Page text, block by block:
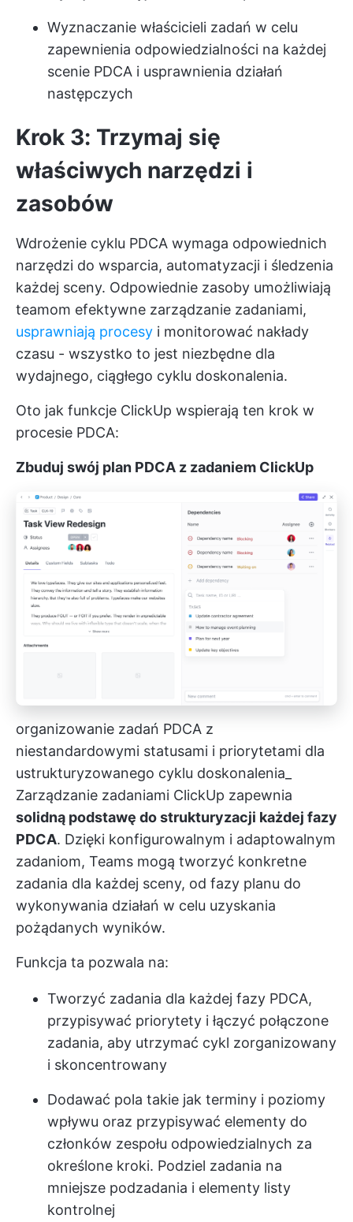
Wyznaczanie właścicieli zadań w celu
zapewnienia odpowiedzialności na każdej
scenie PDCA i usprawnienia działań
następczych
Krok 3: Trzymaj się
właściwych narzędzi i
zasobów
Wdrożenie cyklu PDCA wymaga odpowiednich
narzędzi do wsparcia, automatyzacji i śledzenia
każdej sceny. Odpowiednie zasoby umożliwiają
teamom efektywne zarządzanie zadaniami,
usprawniają procesy i monitorować nakłady
czasu - wszystko to jest niezbędne dla
wydajnego, ciągłego cyklu doskonalenia.
Oto jak funkcje ClickUp wspierają ten krok w
procesie PDCA:
Zbuduj swój plan PDCA z zadaniem ClickUp
organizowanie zadań PDCA z
niestandardowymi statusami i priorytetami dla
ustrukturyzowanego cyklu doskonalenia_
Zarządzanie zadaniami ClickUp zapewnia
solidną podstawę do strukturyzacji każdej fazy
PDCA. Dzięki konfigurowalnym i adaptowalnym
zadaniom, Teams mogą tworzyć konkretne
zadania dla każdej sceny, od fazy planu do
wykonywania działań w celu uzyskania
pożądanych wyników.
Funkcja ta pozwala na:
Tworzyć zadania dla każdej fazy PDCA,
przypisywać priorytety i łączyć połączone
zadania, aby utrzymać cykl zorganizowany
i skoncentrowany
Dodawać pola takie jak terminy i poziomy
wpływu oraz przypisywać elementy do
członków zespołu odpowiedzialnych za
określone kroki. Podziel zadania na
mniejsze podzadania i elementy listy
kontrolnej